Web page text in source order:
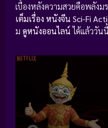
เบื้องหลังความสวยคือพลังม
เต็มเรื่อง หนังจีน Sci-Fi
ม ดูหนังออนไลน์ได้แล้ววัน